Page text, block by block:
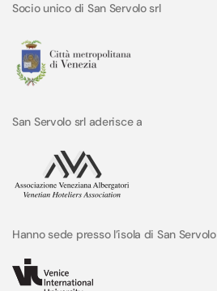
Socio unico di San Servolo srl
San Servolo srl aderisce a
Hanno sede presso l’isola di San Servolo